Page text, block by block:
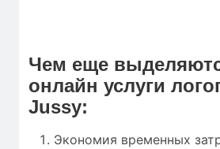
Чем еще
онлайн услуги
Jussy:
Экономия временных